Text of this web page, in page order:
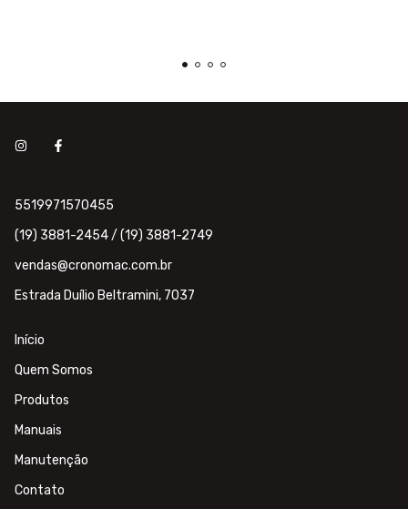
5519971570455
(19) 3881-2454 / (19) 3881-2749
vendas@cronomac.com.br
Estrada Duílio Beltramini, 7037
Início
Quem Somos
Produtos
Manuais
Manutenção
Contato